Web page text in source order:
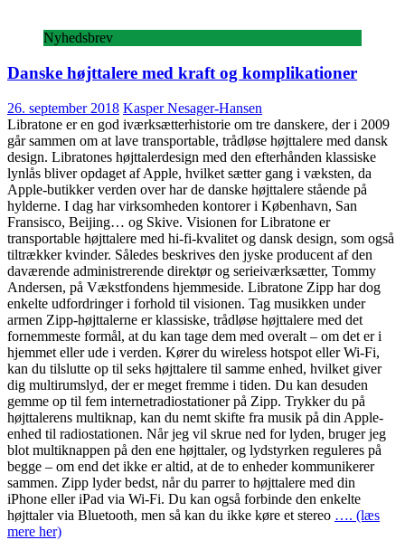
Nyhedsbrev
Danske højttalere med kraft og komplikationer
26. september 2018 Kasper Nesager-Hansen
Libratone er en god iværksætterhistorie om tre danskere, der i 2009
går sammen om at lave transportable, trådløse højttalere med dansk
design. Libratones højttalerdesign med den efterhånden klassiske
lynlås bliver opdaget af Apple, hvilket sætter gang i væksten, da
Apple-butikker verden over har de danske højttalere stående på
hylderne. I dag har virksomheden kontorer i København, San
Fransisco, Beijing… og Skive. Visionen for Libratone er
transportable højttalere med hi-fi-kvalitet og dansk design, som også
tiltrækker kvinder. Således beskrives den jyske producent af den
daværende administrerende direktør og serieiværksætter, Tommy
Andersen, på Vækstfondens hjemmeside. Libratone Zipp har dog
enkelte udfordringer i forhold til visionen. Tag musikken under
armen Zipp-højttalerne er klassiske, trådløse højttalere med det
fornemmeste formål, at du kan tage dem med overalt – om det er i
hjemmet eller ude i verden. Kører du wireless hotspot eller Wi-Fi,
kan du tilslutte op til seks højttalere til samme enhed, hvilket giver
dig multirumslyd, der er meget fremme i tiden. Du kan desuden
gemme op til fem internetradiostationer på Zipp. Trykker du på
højttalerens multiknap, kan du nemt skifte fra musik på din Apple-
enhed til radiostationen. Når jeg vil skrue ned for lyden, bruger jeg
blot multiknappen på den ene højttaler, og lydstyrken reguleres på
begge – om end det ikke er altid, at de to enheder kommunikerer
sammen. Zipp lyder bedst, når du parrer to højttalere med din
iPhone eller iPad via Wi-Fi. Du kan også forbinde den enkelte
højttaler via Bluetooth, men så kan du ikke køre et stereo …. (læs
mere her)